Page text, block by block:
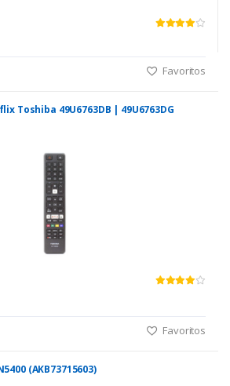
Favoritos
Toshiba 49U6763DB | 49U6763DG
Favoritos
(AKB73715603)